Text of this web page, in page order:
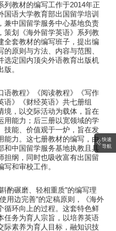
列教材的编写工作于2014年正
语大学教育部出国留学培训
兼中国留学服务中心基地负责
策划《海外留学英语》系列教
全套教材的编写班子，提出编
原则与方法、内容与范围、
选定国内顶尖外语教育出版机
。
语教程》《阅读教程》《写作
语》《财经英语》共七册组
境，以交际活动为载体，旨在
用能力；后三册以宽领域的学
技能、价值观于一炉，旨在发
能力。这七册教材的编写，由
和中国留学服务基地执教且具
担纲，同时也吸收富有出国留
和审校工作。
酌碾磨、轻相重质”的编写理
用边完善”的定稿原则，《海外
循环向上的过程。这套特色鲜
任务为育人宗旨，以培养英语
际素养为育人目标，融知识技
快速
导航